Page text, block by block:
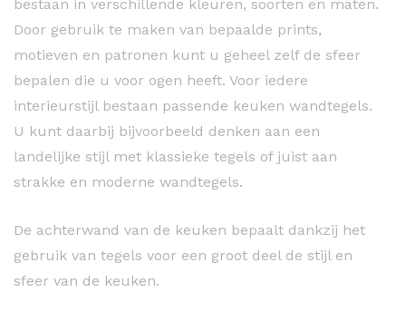
bestaan in verschillende kleuren, soorten en maten.
Door gebruik te maken van bepaalde prints,
motieven en patronen kunt u geheel zelf de sfeer
bepalen die u voor ogen heeft. Voor iedere
interieurstijl bestaan passende keuken wandtegels.
U kunt daarbij bijvoorbeeld denken aan een
landelijke stijl met klassieke tegels of juist aan
strakke en moderne wandtegels.
De achterwand van de keuken bepaalt dankzij het
gebruik van tegels voor een groot deel de stijl en
sfeer van de keuken.